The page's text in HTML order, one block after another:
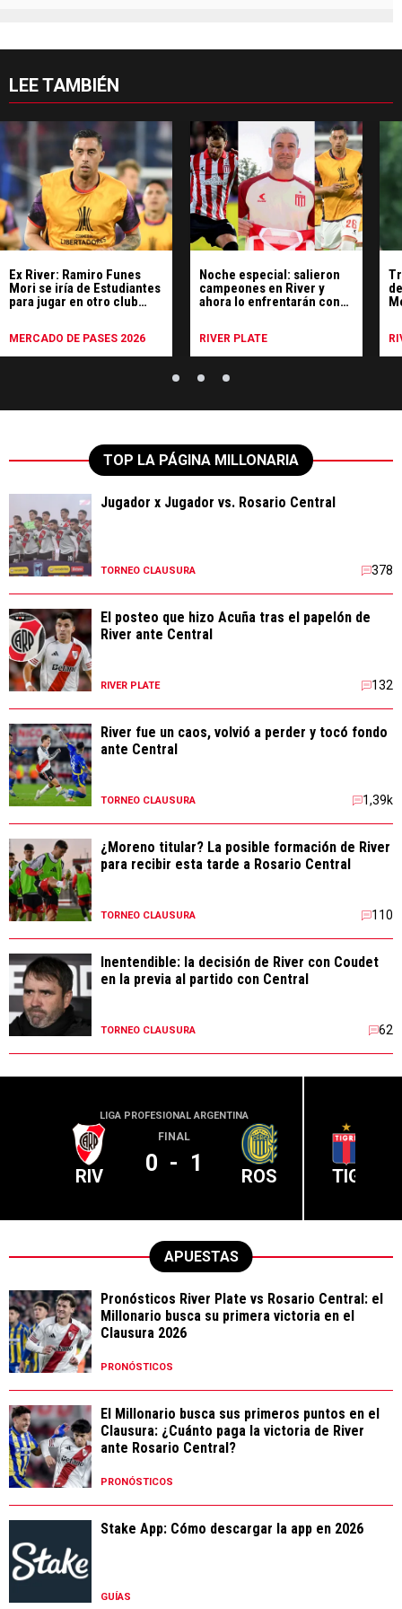
LEE TAMBIÉN
Ex River: Ramiro Funes
Mori se iría de Estudiantes
para jugar en otro club
MERCADO DE PASES 2026
Noche especial: salieron
campeones en River y
ahora lo enfrentarán con
RIVER PLATE
TOP LA PÁGINA MILLONARIA
Jugador x Jugador vs. Rosario Central
TORNEO CLAUSURA 378
El posteo que hizo Acuña tras el papelón de
River ante Central
RIVER PLATE 132
River fue un caos, volvió a perder y tocó fondo
ante Central
TORNEO CLAUSURA 1,39k
¿Moreno titular? La posible formación de River
para recibir esta tarde a Rosario Central
TORNEO CLAUSURA 110
Inentendible: la decisión de River con Coudet
en la previa al partido con Central
TORNEO CLAUSURA 62
LIGA PROFESIONAL ARGENTINA
RIV
FINAL
0 - 1 ROS TIG
APUESTAS
Pronósticos River Plate vs Rosario Central: el
Millonario busca su primera victoria en el
Clausura 2026
PRONÓSTICOS
El Millonario busca sus primeros puntos en el
Clausura: ¿Cuánto paga la victoria de River
ante Rosario Central?
PRONÓSTICOS
Stake App: Cómo descargar la app en 2026
GUÍAS